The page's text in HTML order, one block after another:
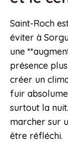
Saint-Roch
éviter à
une
présence
créer un
fuir
surtout la
marcher sur
être réfléchi.